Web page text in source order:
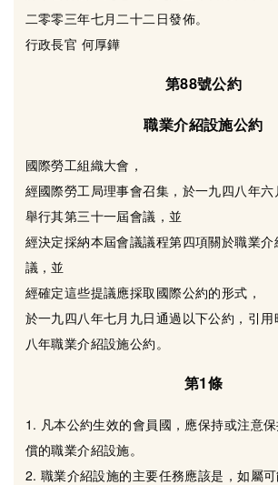
二零零三年七月二十二日發佈。
行政長官 何厚鏵
第88號公約
職業介紹設施公約
國際勞工組織大會，
經國際勞工局理事會召集，於一九四八年
舉行其第三十一屆會議，並
經決定採納本屆會議議程第四項關於職業
議，並
經確定這些提議應採取國際公約的形式，
於一九四八年七月九日通過以下公約，引
八年職業介紹設施公約。
第1條
1. 凡本公約生效的會員國，應保持或注意
償的職業介紹設施。
2. 職業介紹設施的主要任務應該是，如屬